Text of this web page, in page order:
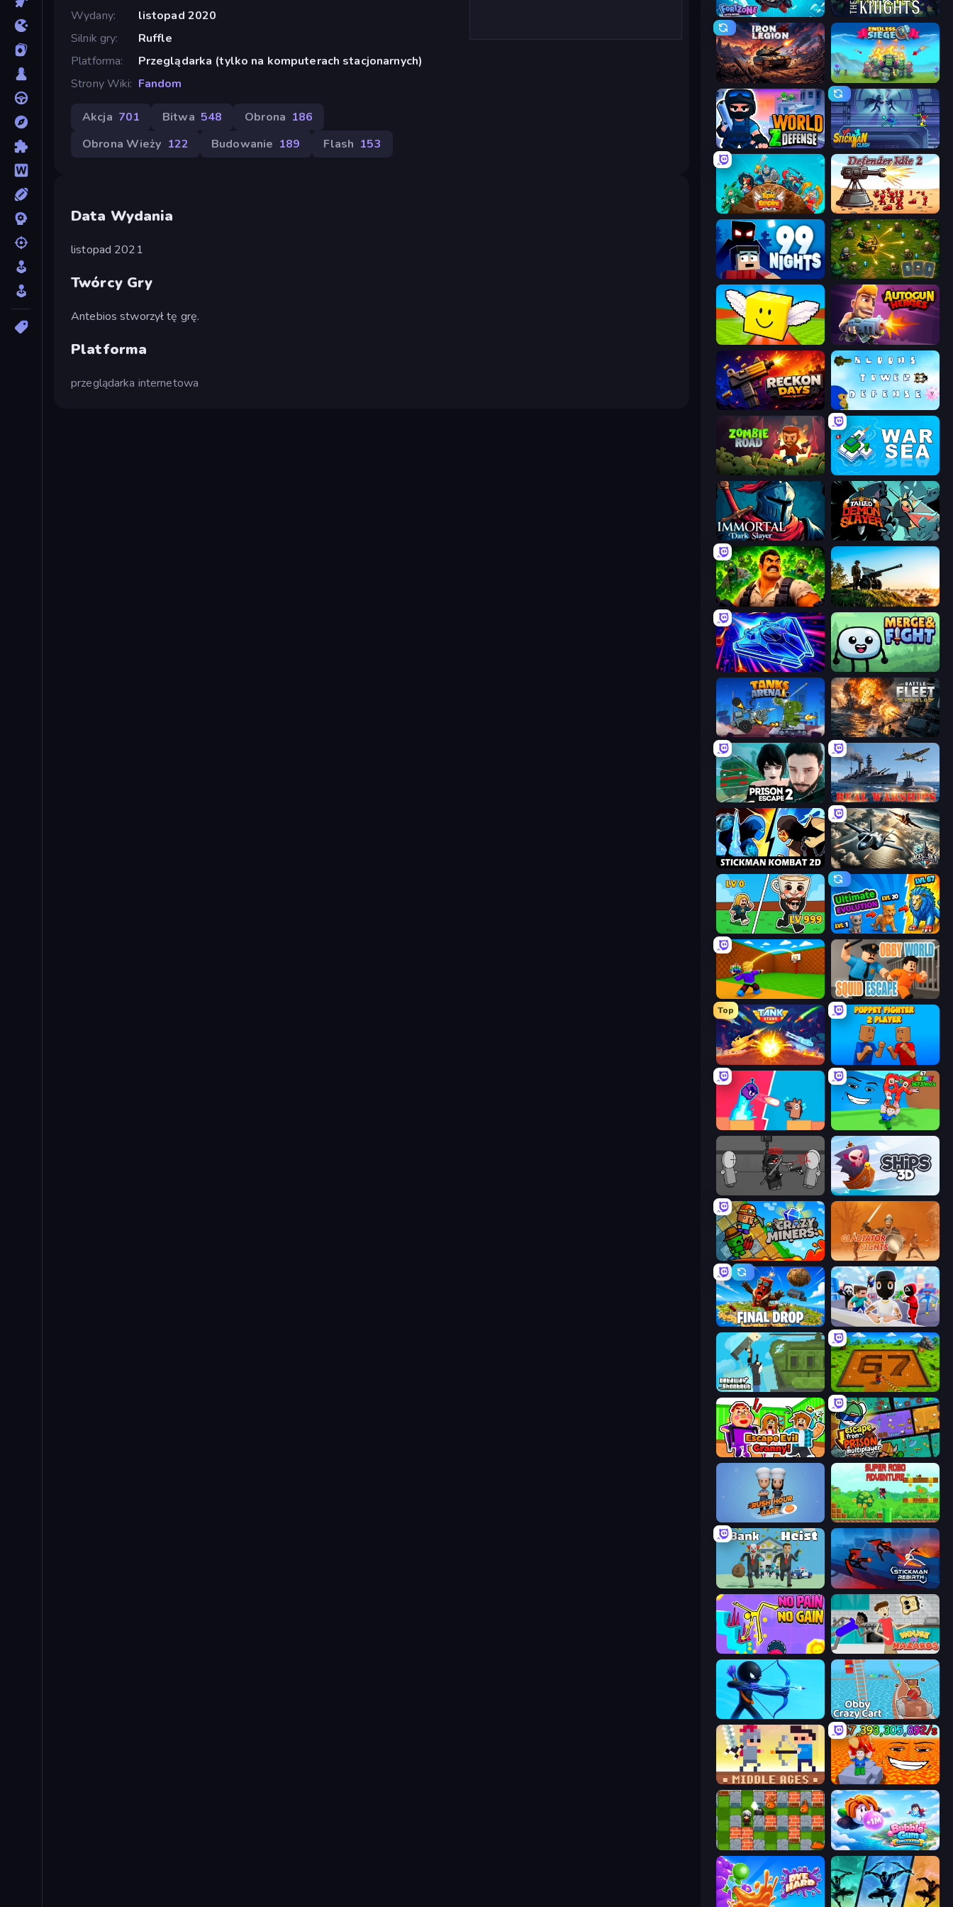
Wydany
listopad 2020
Silnik gry
Ruffle
Platforma
Przeglądarka (tylko na komputerach stacjonarnych)
Strony Wiki
Fandom
Akcja 701 Bitwa 548 Obrona 186
Obrona Wieży 122 Budowanie 189 Flash 153
Data Wydania
listopad 2021
Twórcy Gry
Antebios stworzył tę grę.
Platforma
przeglądarka internetowa
Fortzone Battle Royale War the Knights
Iron Legion Endless Siege
World Z Defense - Zombie Defense Stickman Clash
Epic Empire: Tower Defense Defender Idle 2
99 Nights (Bloxd.io) Tiny Ranger
Lucky Brainrot Blocks Online Autogun Heroes
Reckon Days
Zombie Road War Sea
Immortal: Dark Slayer Tailed Demon Slayer
Zombie Lab Escape Artillery Vs Tanks
Stellar Swarm Merge & Fight
Tanks Arena io: Craft & Combat Battle Fleet World
Prison Escape 2 Real Warships
Stickman Kombat 2D Aces of the Sky: Epic Dogfights
Brainrot Arena Online Ultimate Evolution
Throw a Lucky Block
Top
Tank Stars Puppet Fighter 2 Player
Boom Slingers ReBoom
Madness Project Nexus Ships 3D
Crazy Miners Gladiator Fights
Final Drop
Getaway Shootout Obby: Dig Brainrots
Escape Evil Granny! Escape From Prison Multiplayer
Rush Hour Cafe Super Robo - Adventure
Bank Heist Stickman Rebirth
No Pain No Gain - Ragdoll Sandbox House of Hazards
Archers Random Obby: Crazy Cart
Castle Wars: Middle Ages Escape Lava for Brainrots!
Bomber Friends Bubble Gum Simulator